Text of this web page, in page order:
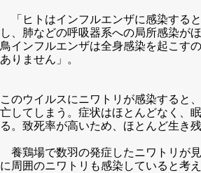
「ヒトはインフルエンザに感染する
し、肺などの呼吸器系への局所感染が
鳥インフルエンザは全身感染を起こす
ありません」。
このウイルスにニワトリが感染すると
亡してしまう。症状はほとんどなく、
る。致死率が高いため、ほとんど生き
養鶏場で数羽の発症したニワトリが
に周囲のニワトリも感染していると考え